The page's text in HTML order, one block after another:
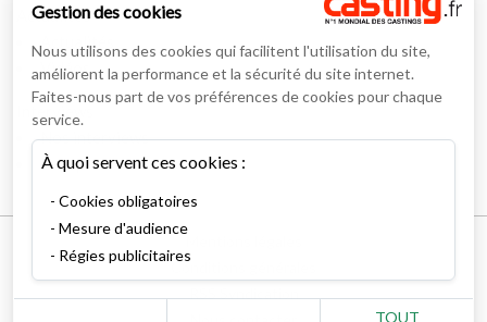
Actualités
Actualités
Vidéos
Interviews
Nos interviews
Lexique
Conditions générales
Gestion des cookies
Nous utilisons des cookies qui facilitent l'utilisation du site,
améliorent la performance et la sécurité du site internet.
Faites-nous part de vos préférences de cookies pour chaque
service.
À quoi servent ces cookies :
Cookies obligatoires
Mesure d'audience
Régies publicitaires
TOUT